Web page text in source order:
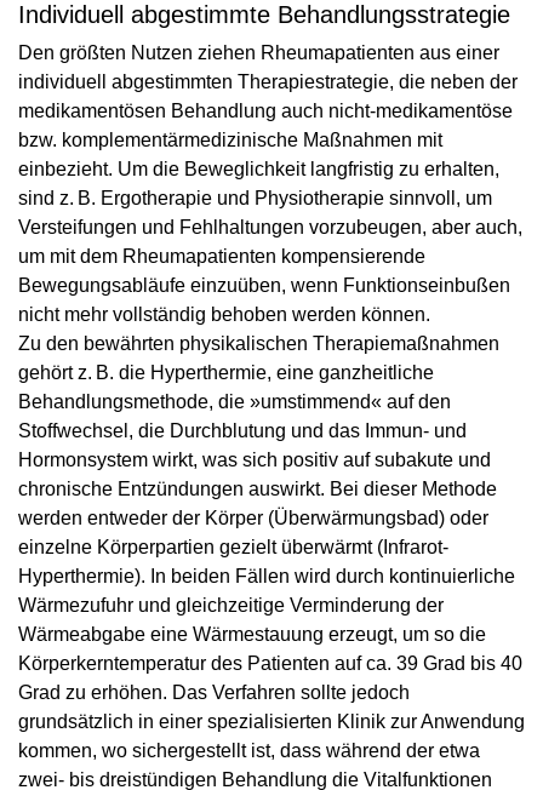
Individuell abgestimmte Behandlungsstrategie
Den größten Nutzen ziehen Rheumapatienten aus einer
individuell abgestimmten Therapiestrategie, die neben der
medikamentösen Behandlung auch nicht-medikamentöse
bzw. komplementärmedizinische Maßnahmen mit
einbezieht. Um die Beweglichkeit langfristig zu erhalten,
sind z. B. Ergotherapie und Physiotherapie sinnvoll, um
Versteifungen und Fehlhaltungen vorzubeugen, aber auch,
um mit dem Rheumapatienten kompensierende
Bewegungsabläufe einzuüben, wenn Funktionseinbußen
nicht mehr vollständig behoben werden können.
Zu den bewährten physikalischen Therapiemaßnahmen
gehört z. B. die Hyperthermie, eine ganzheitliche
Behandlungsmethode, die »umstimmend« auf den
Stoffwechsel, die Durchblutung und das Immun- und
Hormonsystem wirkt, was sich positiv auf subakute und
chronische Entzündungen auswirkt. Bei dieser Methode
werden entweder der Körper (Überwärmungsbad) oder
einzelne Körperpartien gezielt überwärmt (Infrarot-
Hyperthermie). In beiden Fällen wird durch kontinuierliche
Wärmezufuhr und gleichzeitige Verminderung der
Wärmeabgabe eine Wärmestauung erzeugt, um so die
Körperkerntemperatur des Patienten auf ca. 39 Grad bis 40
Grad zu erhöhen. Das Verfahren sollte jedoch
grundsätzlich in einer spezialisierten Klinik zur Anwendung
kommen, wo sichergestellt ist, dass während der etwa
zwei- bis dreistündigen Behandlung die Vitalfunktionen